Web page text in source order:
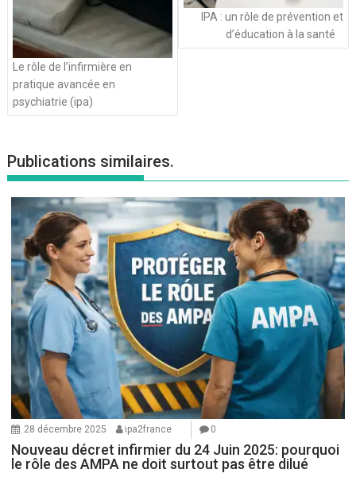
Le rôle de l’infirmière en
pratique avancée en
psychiatrie (ipa)
IPA : un rôle de prévention et
d’éducation à la santé
Publications similaires.
28 décembre 2025 ipa2france 0
Nouveau décret infirmier du 24 Juin 2025: pourquoi
le rôle des AMPA ne doit surtout pas être dilué